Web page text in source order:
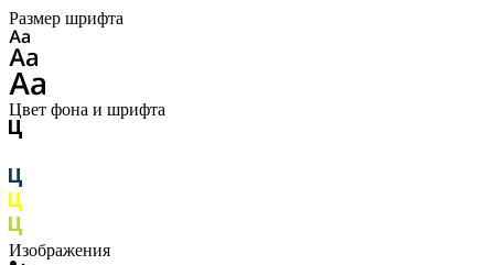
Размер шрифта
Цвет фона и шрифта
Изображения